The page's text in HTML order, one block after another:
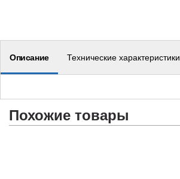
Описание Технические характеристики
Похожие товары